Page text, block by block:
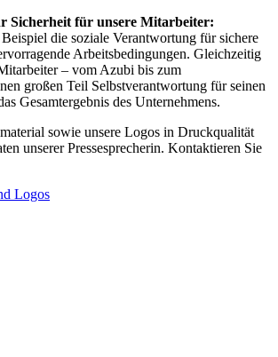
Sicherheit für unsere Mitarbeiter:
die soziale Verantwortung für sichere
Arbeitsbedingungen. Gleichzeitig
– vom Azubi bis zum
großen Teil Selbstverantwortung für seinen
Gesamtergebnis des Unternehmens.
sowie unsere Logos in Druckqualität
unserer Pressesprecherin. Kontaktieren Sie
Logos